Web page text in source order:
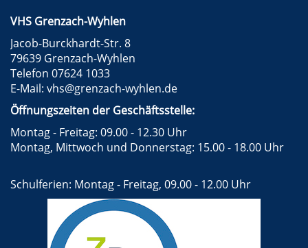
VHS Grenzach-Wyhlen
Jacob-Burckhardt-Str. 8
79639 Grenzach-Wyhlen
Telefon 07624 1033
E-Mail: vhs@grenzach-wyhlen.de
Öffnungszeiten der Geschäftsstelle:
Montag - Freitag: 09.00 - 12.30 Uhr
Montag, Mittwoch und Donnerstag: 15.00 - 18.00 Uhr
Schulferien: Montag - Freitag, 09.00 - 12.00 Uhr